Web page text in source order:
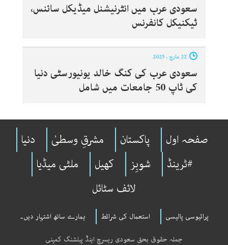
سعودی عرب میں انٹرنیشنل میڈیکل سائنس،
ٹیکنیکل کانفرنس
سعودی عرب کی کنگ خالد یونیورسٹی دنیا
کی ٹاپ 50 جامعات میں شامل
صفحہ اول پاکستان مشرقِ وسطیٰ
دنیا
#ٹرینڈ
شوبِز کھیل
ملٹی میڈیا
لائف سٹائل
پرائیوسی پالیسی استعمال کی شرائط ہمارے ساتھ اشتہار دیں۔
جملہ حقوق بحق سعودی ریسرچ اینڈ پبلشنگ کمپنی